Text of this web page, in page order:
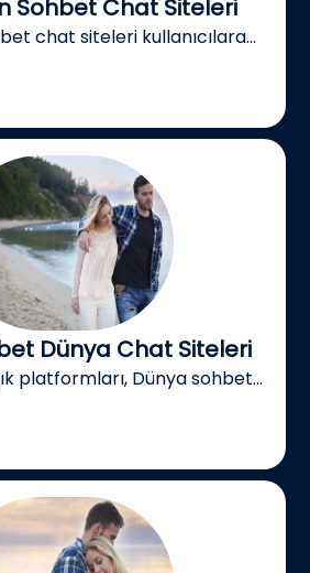
Sohbet Chat Siteleri
chat siteleri kullanıcılara...
Dünya Chat Siteleri
platformları, Dünya sohbet...